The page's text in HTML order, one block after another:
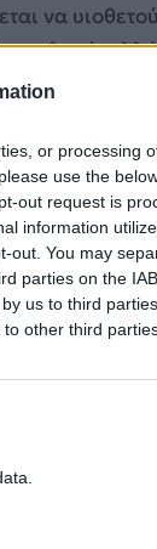
or processing
use the
out request is
information
out. You may
parties on the
us to third
other third
να
επιλογή,
επιλογή της